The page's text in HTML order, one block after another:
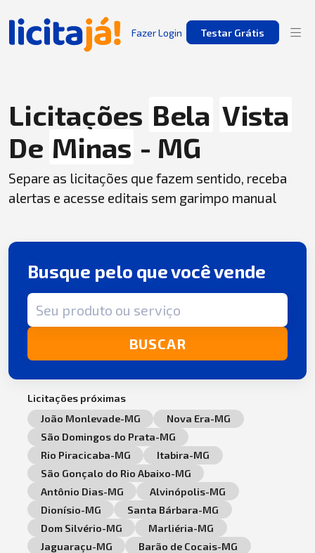
Fazer Login Testar Grátis
Licitações Bela Vista
De Minas - MG
Separe as licitações que fazem sentido, receba
alertas e acesse editais sem garimpo manual
Busque pelo que você vende
Termo de busca
BUSCAR
Licitações próximas
João Monlevade-MG
Nova Era-MG
São Domingos do Prata-MG
Rio Piracicaba-MG
Itabira-MG
São Gonçalo do Rio Abaixo-MG
Antônio Dias-MG
Alvinópolis-MG
Dionísio-MG
Santa Bárbara-MG
Dom Silvério-MG
Marliéria-MG
Jaguaraçu-MG
Barão de Cocais-MG